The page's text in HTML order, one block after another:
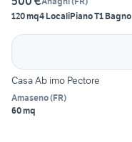
120 mq4 LocaliPiano T1 Bagno
Casa Ab imo Pectore
Amaseno(FR)
60 mq